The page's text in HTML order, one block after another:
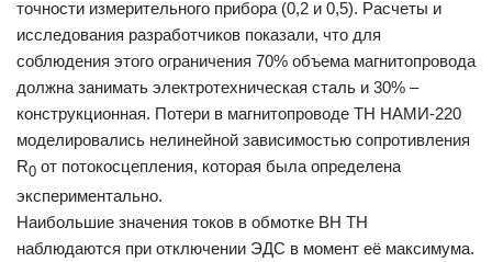
точности измерительного прибора (0,2 и 0,5). Расчеты и
исследования разработчиков показали, что для
соблюдения этого ограничения 70% объема магнитопровода
должна занимать электротехническая сталь и 30% –
конструкционная. Потери в магнитопроводе ТН НАМИ-220
моделировались нелинейной зависимостью сопротивления
R0 от потокосцепления, которая была определена
экспериментально.
Наибольшие значения токов в обмотке ВН ТН
наблюдаются при отключении ЭДС в момент её максимума.